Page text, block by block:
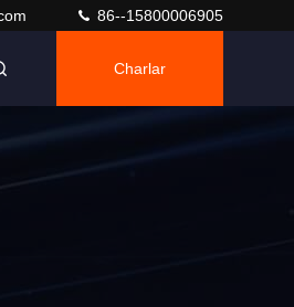
86--15800006905
Charlar